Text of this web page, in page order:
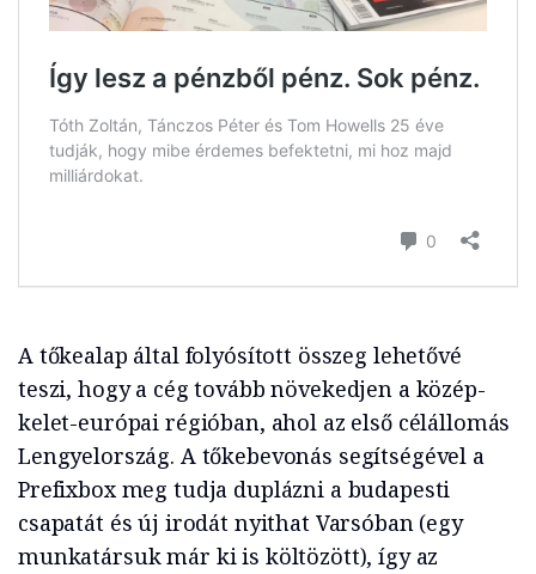
A tőkealap által folyósított összeg lehetővé
teszi, hogy a cég tovább növekedjen a közép-
kelet-európai régióban, ahol az első célállomás
Lengyelország. A tőkebevonás segítségével a
Prefixbox meg tudja duplázni a budapesti
csapatát és új irodát nyithat Varsóban (egy
munkatársuk már ki is költözött), így az